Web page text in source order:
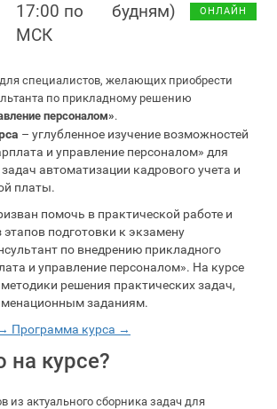
17:00 по
МСК
будням)
ОНЛАЙН
для специалистов, желающих приобрести
по прикладному решению
персоналом».
– углубленное изучение возможностей
и управление персоналом» для
автоматизации кадрового учета и
платы.
помочь в практической работе и
подготовки к экзамену
по внедрению прикладного
и управление персоналом». На курсе
решения практических задач,
заданиям.
Программа курса →
на курсе?
из актуального сборника задач для